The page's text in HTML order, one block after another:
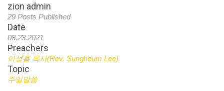
zion admin
29 Posts Published
Date
08.23.2021
Preachers
이성흠 목사(Rev. Sungheum Lee)
Topic
주일말씀